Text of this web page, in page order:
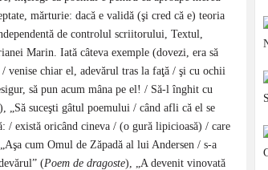
mărturie: dacă e validă (şi cred că e) teoria
de controlul scriitorului, Textul,
Marin. Iată câteva exemple (dovezi, era să
chiar el, adevărul tras la faţă / şi cu ochii
să pun acum mâna pe el! / Să-l înghit cu
), „Să suceşti gâtul poemului / când afli că el se
există oricând cineva / (o gură lipicioasă) / care
cum Omul de Zăpadă al lui Andersen / s-a
(Poem de dragoste), „A devenit vinovată